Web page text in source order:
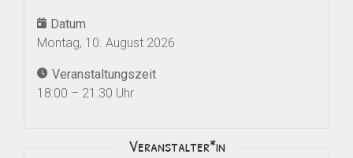
Datum
Montag, 10. August 2026
Veranstaltungszeit
18:00 – 21:30 Uhr
Veranstalter*in